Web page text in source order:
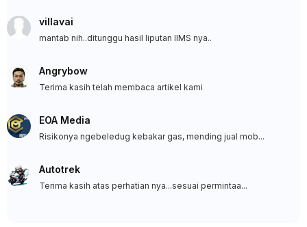
villavai
mantab nih..ditunggu hasil liputan IIMS nya..
Angrybow
Terima kasih telah membaca artikel kami
EOA Media
Risikonya ngebeledug kebakar gas, mending jual mob...
Autotrek
Terima kasih atas perhatian nya...sesuai permintaa...